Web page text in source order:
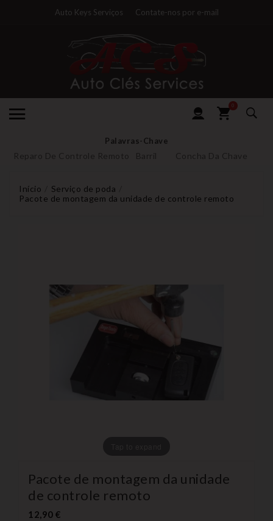
Auto Keys Serviços Contate-nos por e-mail
0
Palavras-Chave
Reparo De Controle Remoto Barril Concha Da Chave
Início
Serviço de poda
Pacote de montagem da unidade de controle remoto
Pacote de montagem da unidade
de controle remoto
12,90 €